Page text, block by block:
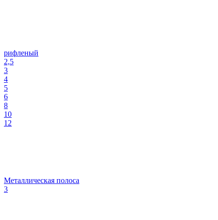
рифленый
2,5
3
4
5
6
8
10
12
Металлическая полоса
3